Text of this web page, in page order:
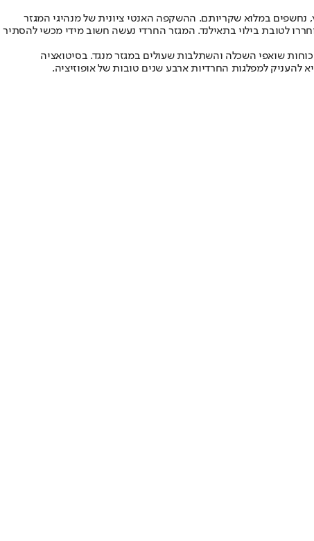
במלוא שקריותם. ההשקפה האנטי ציונית של מנהיגי המגזר
לטובת בילוי בתאילנד. המגזר החרדי נעשה חשוב מידי מכשי להסתיר
שואפי השכלה והשתלבות שעולים במגזר מנגד. בסיטואציה
להעניק למפלגות החרדיות ארבע שנים טובות של אופוזיציה.